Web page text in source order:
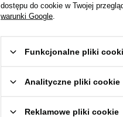
dostępu do cookie w Twojej
warunki Google
Funkcjonalne pliki
Analityczne pliki cookie
Reklamowe pliki cookie